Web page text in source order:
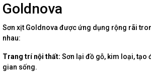
Goldnova
Sơn xịt Goldnova được ứng dụng rộng rãi
nhau:
Trang trí nội thất: Sơn lại đồ gỗ, kim loại, tạo
gian sống.